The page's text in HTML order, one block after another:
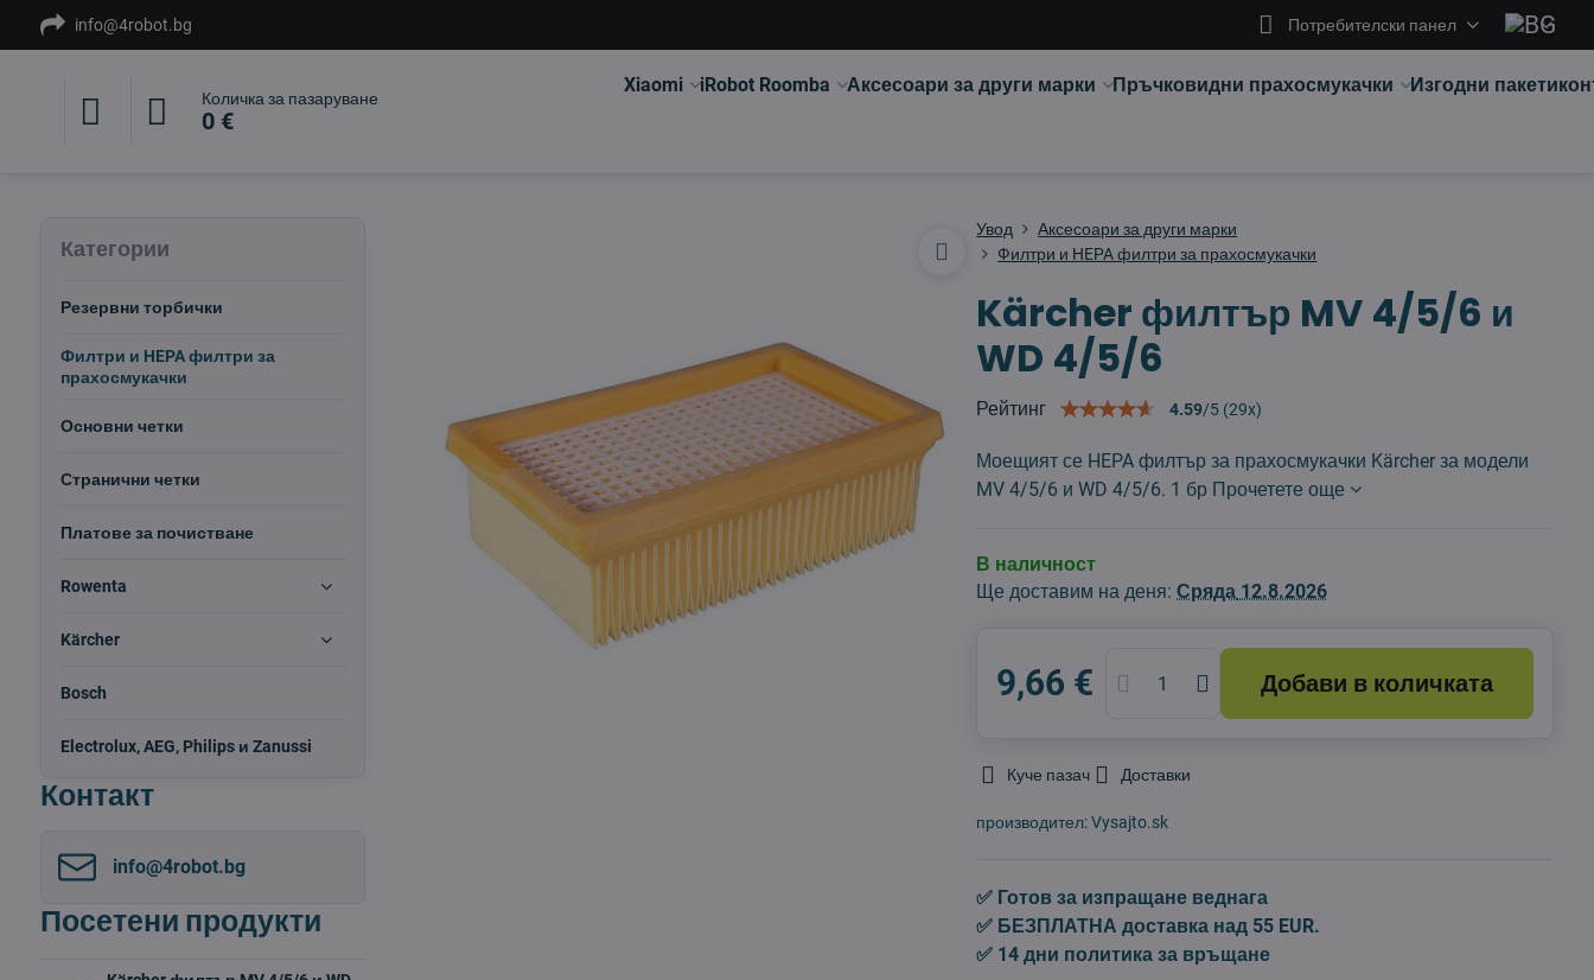
info@4robot.bg Потребителски панел
Количка за пазаруване
0 €
Xiaomi iRobot Roomba Аксесоари за други марки Пръчковидни прахосмукачки Изгодни пакети
Увод
Аксесоари за други марки
Филтри и HEPA филтри за прахосмукачки
Kärcher филтър MV 4/5/6 и
WD 4/5/6
Рейтинг 4.59/5 (29x)
Моещият се HEPA филтър за прахосмукачки Kärcher за модели
MV 4/5/6 и WD 4/5/6. 1 бр Прочетете още
В наличност
Ще доставим на деня:Сряда 12.8.2026
9,66 € Добави в количката
Куче пазач Доставки
производител:Vysajto.sk
✅ Готов за изпращане веднага
✅ БЕЗПЛАТНА доставка над 55 EUR.
✅ 14 дни политика за връщане
Категории
Резервни торбички
Филтри и HEPA филтри за
прахосмукачки
Основни четки
Странични четки
Платове за почистване
Rowenta
Kärcher
Bosch
Electrolux, AEG, Philips и Zanussi
Контакт
info​@4robot​.bg
Посетени продукти